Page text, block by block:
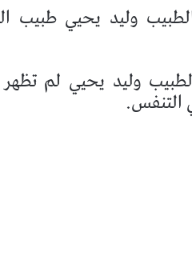
وليد يحيي طبيب
وليد يحيي لم
التنفس.